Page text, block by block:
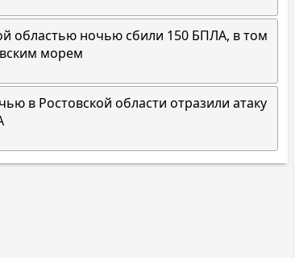
областью ночью сбили 150 БПЛА, в том
морем
в Ростовской области отразили атаку